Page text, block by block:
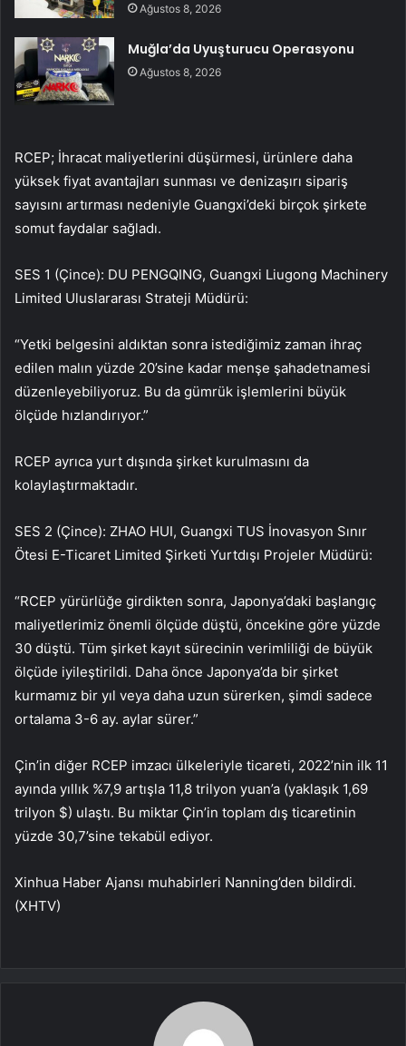
Ağustos 8, 2026
Muğla’da Uyuşturucu Operasyonu
Ağustos 8, 2026
RCEP; İhracat maliyetlerini düşürmesi, ürünlere daha
yüksek fiyat avantajları sunması ve denizaşırı sipariş
sayısını artırması nedeniyle Guangxi’deki birçok şirkete
somut faydalar sağladı.
SES 1 (Çince): DU PENGQING, Guangxi Liugong Machinery
Limited Uluslararası Strateji Müdürü:
“Yetki belgesini aldıktan sonra istediğimiz zaman ihraç
edilen malın yüzde 20’sine kadar menşe şahadetnamesi
düzenleyebiliyoruz. Bu da gümrük işlemlerini büyük
ölçüde hızlandırıyor.”
RCEP ayrıca yurt dışında şirket kurulmasını da
kolaylaştırmaktadır.
SES 2 (Çince): ZHAO HUI, Guangxi TUS İnovasyon Sınır
Ötesi E-Ticaret Limited Şirketi Yurtdışı Projeler Müdürü:
“RCEP yürürlüğe girdikten sonra, Japonya’daki başlangıç ​​
maliyetlerimiz önemli ölçüde düştü, öncekine göre yüzde
30 düştü. Tüm şirket kayıt sürecinin verimliliği de büyük
ölçüde iyileştirildi. Daha önce Japonya’da bir şirket
kurmamız bir yıl veya daha uzun sürerken, şimdi sadece
ortalama 3-6 ay. aylar sürer.”
Çin’in diğer RCEP imzacı ülkeleriyle ticareti, 2022’nin ilk 11
ayında yıllık %7,9 artışla 11,8 trilyon yuan’a (yaklaşık 1,69
trilyon $) ulaştı. Bu miktar Çin’in toplam dış ticaretinin
yüzde 30,7’sine tekabül ediyor.
Xinhua Haber Ajansı muhabirleri Nanning’den bildirdi.
(XHTV)